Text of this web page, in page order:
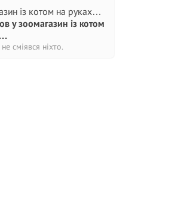
у зоомагазин із котом
сміявся ніхто.